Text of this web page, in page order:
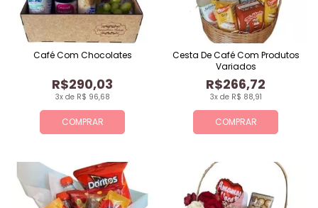
COMPRAR
3x de R$ 96,68
R$290,03
Café Com Chocolates
COMPRAR
3x de R$ 88,91
R$266,72
Cesta De Café Com Produtos
Variados